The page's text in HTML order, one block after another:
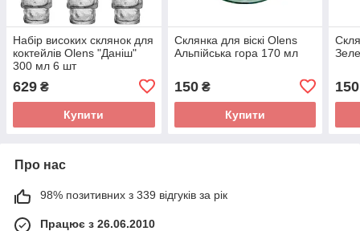
Набір високих склянок для
коктейлів Olens "Даніш"
300 мл 6 шт
629 ₴
Купити
Склянка для віскі Olens
Альпійська гора 170 мл
150₴
Купити
150
Про нас
98% позитивних з 339 відгуків за рік
Працює з 26.06.2010